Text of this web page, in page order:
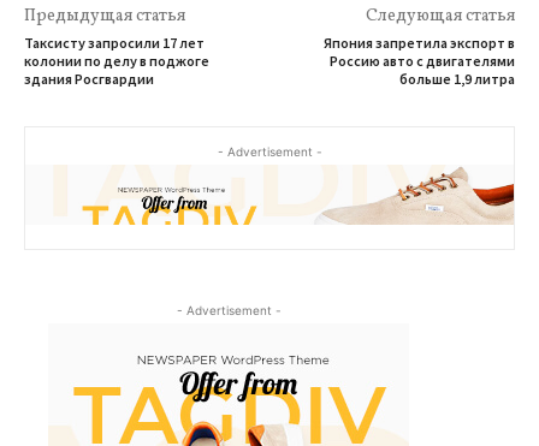
Предыдущая статья
Таксисту запросили 17 лет
колонии по делу в поджоге
здания Росгвардии
Следующая статья
Япония запретила экспорт в
Россию авто с двигателями
больше 1,9 литра
- Advertisement -
- Advertisement -